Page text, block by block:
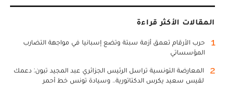
المقالات الأكثر قراءة
1
حرب الأرقام تعمق أزمة سبتة وتضع إسبانيا في مواجهة التضارب
المؤسساتي
2
المعارضة التونسية تراسل الرئيس الجزائري عبد المجيد تبون: دعمك
لقيس سعيد يكرس الدكتاتورية.. وسيادة تونس خط أحمر